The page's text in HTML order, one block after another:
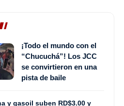
¡Todo el mundo con el
“Chucuchá”! Los JCC
se convirtieron en una
pista de baile
y gasoil suben RD$3.00 y